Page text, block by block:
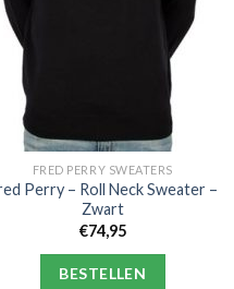
FRED PERRY SWEATERS
Perry – Roll Neck Sweater –
Zwart
€74,95
BESTELLEN